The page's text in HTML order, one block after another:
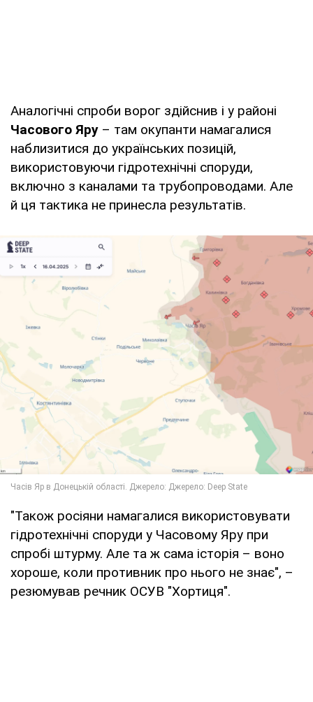
Аналогічні спроби ворог здійснив і у районі
Часового Яру – там окупанти намагалися
наблизитися до українських позицій,
використовуючи гідротехнічні споруди,
включно з каналами та трубопроводами. Але
й ця тактика не принесла результатів.
"Також росіяни намагалися використовувати
гідротехнічні споруди у Часовому Яру при
спробі штурму. Але та ж сама історія – воно
хороше, коли противник про нього не знає", –
резюмував речник ОСУВ "Хортиця".